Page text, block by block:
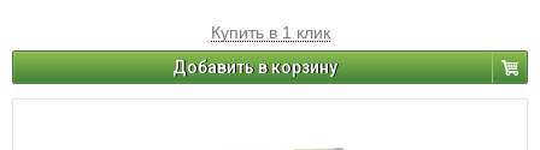
Купить в 1 клик
Добавить в корзину